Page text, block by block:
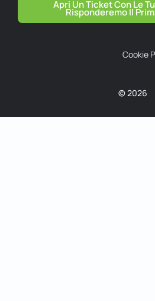
Apri Un Ticket Con Le
Risponderemo Il
© 2026
Cookie